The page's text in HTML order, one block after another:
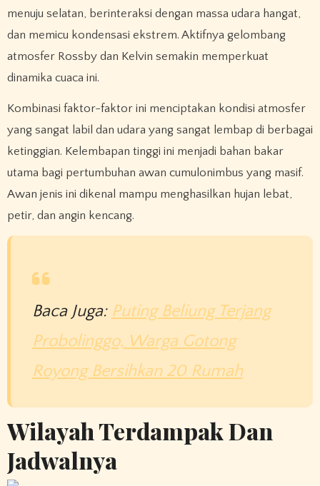
menuju selatan, berinteraksi dengan massa udara hangat,
dan memicu kondensasi ekstrem. Aktifnya gelombang
atmosfer Rossby dan Kelvin semakin memperkuat
dinamika cuaca ini.
Kombinasi faktor-faktor ini menciptakan kondisi atmosfer
yang sangat labil dan udara yang sangat lembap di berbagai
ketinggian. Kelembapan tinggi ini menjadi bahan bakar
utama bagi pertumbuhan awan cumulonimbus yang masif.
Awan jenis ini dikenal mampu menghasilkan hujan lebat,
petir, dan angin kencang.
Baca Juga: Puting Beliung Terjang
Probolinggo, Warga Gotong
Royong Bersihkan 20 Rumah
Wilayah Terdampak Dan
Jadwalnya